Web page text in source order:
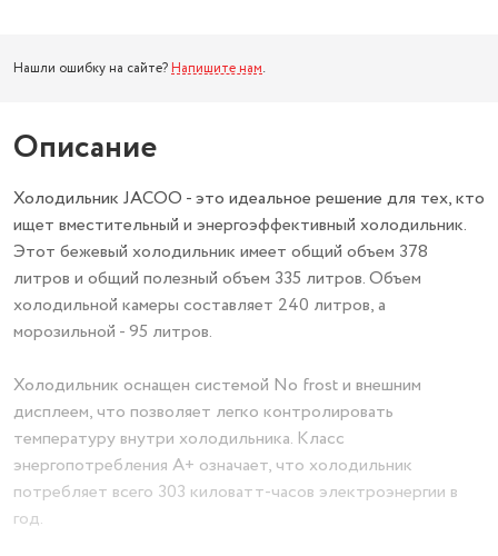
Нашли ошибку на сайте? Напишите нам.
Описание
Холодильник JACOO - это идеальное решение для тех, кто
ищет вместительный и энергоэффективный холодильник.
Этот бежевый холодильник имеет общий объем 378
литров и общий полезный объем 335 литров. Объем
холодильной камеры составляет 240 литров, а
морозильной - 95 литров.
Холодильник оснащен системой No frost и внешним
дисплеем, что позволяет легко контролировать
температуру внутри холодильника. Класс
энергопотребления A+ означает, что холодильник
потребляет всего 303 киловатт-часов электроэнергии в
год.